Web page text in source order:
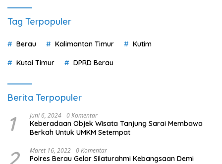
Tag Terpopuler
Berau Kalimantan Timur Kutim
Kutai Timur DPRD Berau
Berita Terpopuler
1 Juni 6, 2024 0 Komentar
Keberadaan Objek Wisata Tanjung Sarai Membawa
Berkah Untuk UMKM Setempat
2 Maret 16, 2022 0 Komentar
Polres Berau Gelar Silaturahmi Kebangsaan Demi